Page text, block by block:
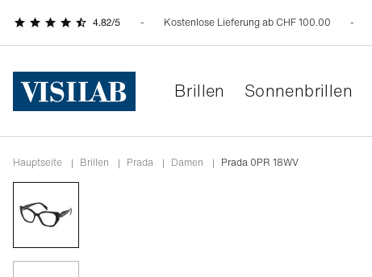
Kostenlose Lieferung ab CHF 100.00
Brillen Sonnenbrillen
Hauptseite | Brillen | prada | damen | Prada 0PR 18WV